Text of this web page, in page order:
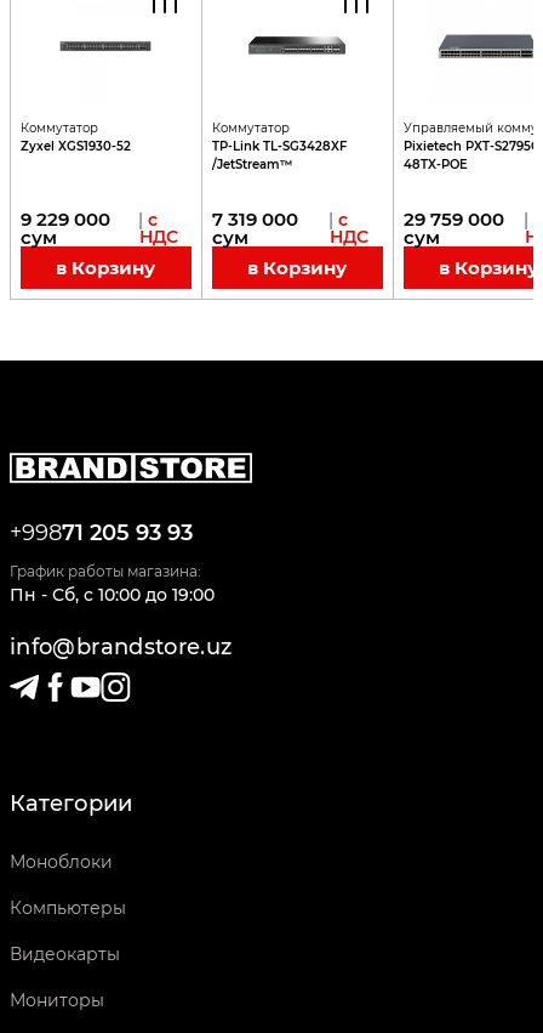
Коммутатор
Zyxel XGS1930-52
9 229 000
сум
| с
НДС
в Корзину
Коммутатор
TP-Link TL-SG3428XF
/JetStream™
7 319 000
сум
| с
НДС
в Корзину
Управляемый
Pixietech PXT-
48TX-POE
29 759 000
сум
|
в Корзину
+99871 205 93 93
График работы магазина:
Пн - Сб, c 10:00 до 19:00
info@brandstore.uz
Категории
Моноблоки
Компьютеры
Видеокарты
Мониторы